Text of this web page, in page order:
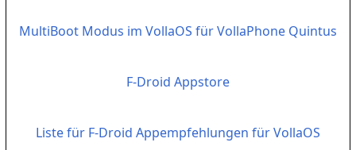
MultiBoot Modus im VollaOS für VollaPhone Quintus
F-Droid Appstore
Liste für F-Droid Appempfehlungen für VollaOS